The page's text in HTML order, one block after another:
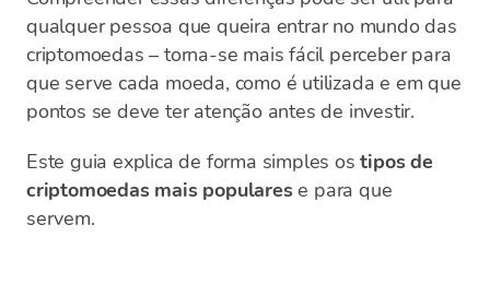
qualquer pessoa que queira entrar no mundo das
criptomoedas – torna-se mais fácil perceber para
que serve cada moeda, como é utilizada e em que
pontos se deve ter atenção antes de investir.
Este guia explica de forma simples ostipos de
criptomoedas mais populares e para que
servem.